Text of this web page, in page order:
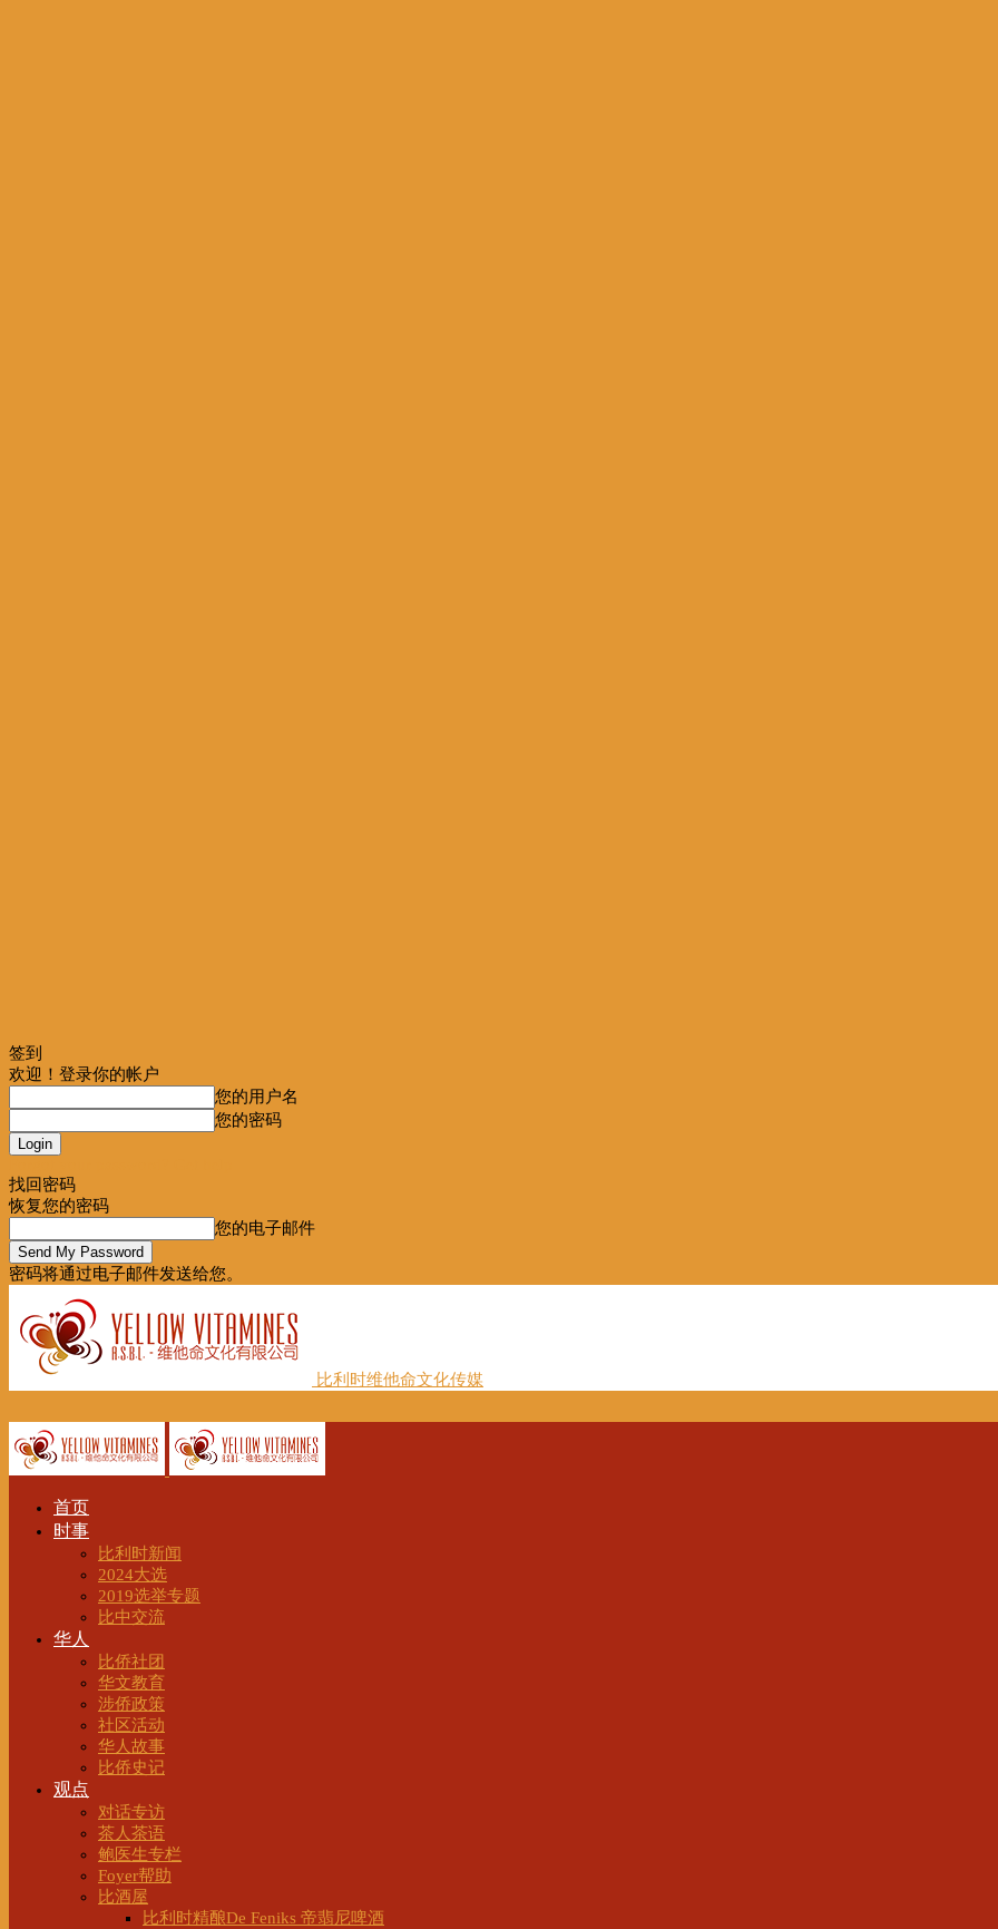
签到
欢迎！登录你的帐户
您的用户名
您的密码
找回密码
恢复您的密码
您的电子邮件
密码将通过电子邮件发送给您。
比利时维他命文化传媒
首页
时事
比利时新闻
2024大选
2019选举专题
比中交流
华人
比侨社团
华文教育
涉侨政策
社区活动
华人故事
比侨史记
观点
对话专访
茶人茶语
鲍医生专栏
Foyer帮助
比酒屋
比利时精酿De Feniks 帝翡尼啤酒